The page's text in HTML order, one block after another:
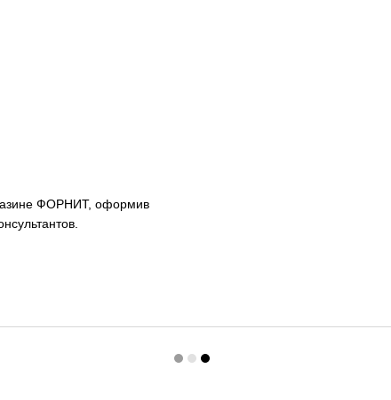
ФОРНИТ, оформив